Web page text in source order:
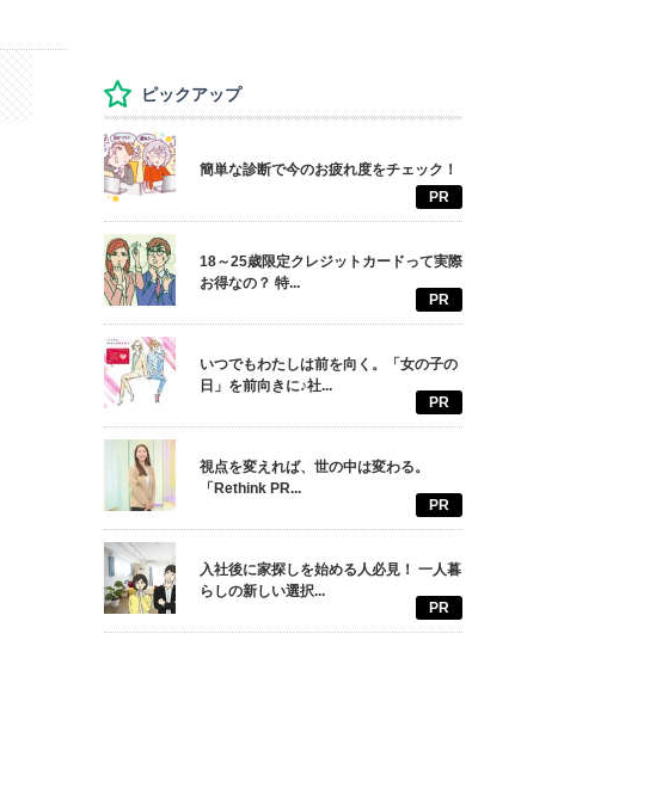
ピックアップ
簡単な診断で今のお疲れ度をチェック！
PR
18～25歳限定クレジットカードって実際
お得なの？ 特...
PR
いつでもわたしは前を向く。「女の子の
日」を前向きに♪社...
PR
視点を変えれば、世の中は変わる。
「Rethink PR...
PR
入社後に家探しを始める人必見！ 一人暮
らしの新しい選択...
PR